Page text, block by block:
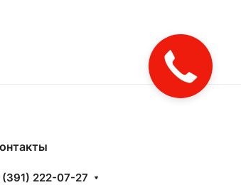
222-07-27
Закажите
звонок!